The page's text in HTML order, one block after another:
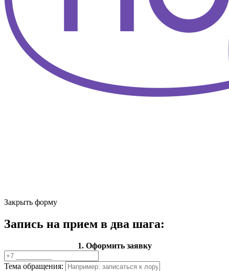
Закрыть форму
Запись на прием в два шага:
1. Оформить заявку
Тема обращения: